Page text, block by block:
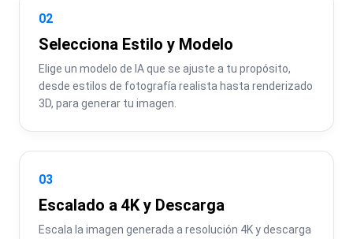
02
Selecciona Estilo y Modelo
Elige un modelo de IA que se ajuste a tu propósito,
desde estilos de fotografía realista hasta renderizado
3D, para generar tu imagen.
03
Escalado a 4K y Descarga
Escala la imagen generada a resolución 4K y descarga